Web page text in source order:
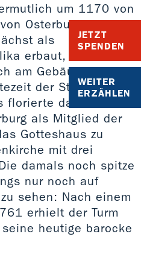
JETZT
SPENDEN
WEITER
ERZÄHLEN
um 1170 von
Osterburg
als
erbaut, Reste
am Gebäude
der Stadt im 15.
florierte das an der
als Mitglied der
Gotteshaus zu
mit drei
damals noch spitze
nur noch auf
sehen: Nach einem
erhielt der Turm
heutige barocke